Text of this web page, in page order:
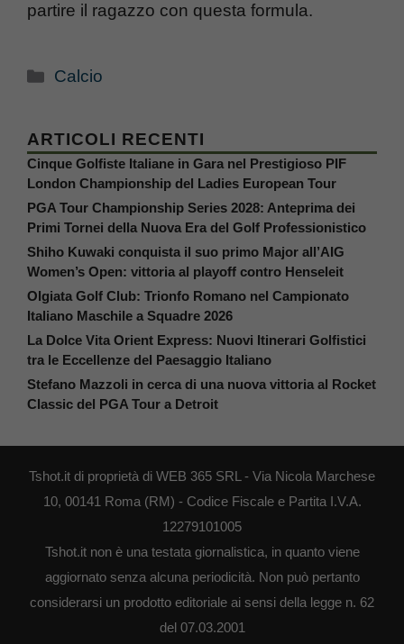
partire il ragazzo con questa formula.
Categorie
Calcio
ARTICOLI RECENTI
Cinque Golfiste Italiane in Gara nel Prestigioso PIF
London Championship del Ladies European Tour
PGA Tour Championship Series 2028: Anteprima dei
Primi Tornei della Nuova Era del Golf Professionistico
Shiho Kuwaki conquista il suo primo Major all’AIG
Women’s Open: vittoria al playoff contro Henseleit
Olgiata Golf Club: Trionfo Romano nel Campionato
Italiano Maschile a Squadre 2026
La Dolce Vita Orient Express: Nuovi Itinerari Golfistici
tra le Eccellenze del Paesaggio Italiano
Stefano Mazzoli in cerca di una nuova vittoria al Rocket
Classic del PGA Tour a Detroit
Tshot.it di proprietà di WEB 365 SRL - Via Nicola Marchese
10, 00141 Roma (RM) - Codice Fiscale e Partita I.V.A.
12279101005
Tshot.it non è una testata giornalistica, in quanto viene
aggiornato senza alcuna periodicità. Non può pertanto
considerarsi un prodotto editoriale ai sensi della legge n. 62
del 07.03.2001